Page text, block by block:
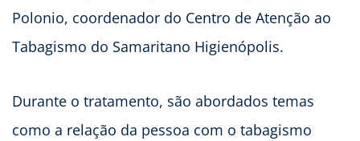
Polonio, coordenador do Centro de Atenção ao
Tabagismo do Samaritano Higienópolis.
Durante o tratamento, são abordados temas
como a relação da pessoa com o tabagismo